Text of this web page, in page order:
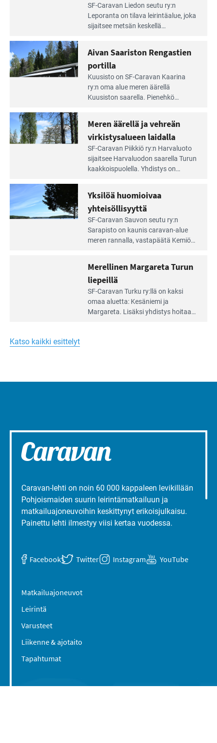
rannalla
pääsee
irti
arjesta
SF-Caravan Liedon seutu ry:n
Leporanta on tilava leirintäalue, joka
sijaitsee metsän kes­kellä
tarjoaa ympäris­töineen kauniit
maisemat ja loistavat virkistäytymis­
mahdollisuudet.
Lue
Saariston
Rengastien
portilla
Aivan Saariston Rengastien
portilla
Kuusisto on SF-Caravan Kaarina
ry:n oma alue meren äärellä
Kuusiston saarella. Pie­nehkö
äärellä
ja
vehreän
virkistysalueen
laidalla
Meren äärellä ja vehreän
virkistysalueen laidalla
SF-Caravan Piikkiö ry:n Harvaluoto
sijait­see Harvaluodon saarella Turun
kaakkois­puolella. Yhdistys on
virkistysalueesta.
Lue
Yksilöä huomioivaa
yhteisöllisyyttä
SF-Caravan Sauvon seutu ry:n
Sarapisto on kaunis caravan-alue
meren rannalla, vasta­päätä Kemiön
kymmenen paikkaa ilman sähköä.
Turun
liepeillä
Merellinen Margareta Turun
liepeillä
SF-Caravan Turku ry:llä on kaksi
omaa aluet­ta: Kesäniemi ja
Margareta. Lisäksi yhdis­tys hoitaa
Katso kaikki esittelyt
Caravan-lehti on noin 60 000 kappaleen levikillään
Pohjoismaiden suurin leirintämatkailuun ja
matkailuajoneuvoihin keskittynyt erikoisjulkaisu.
Painettu lehti ilmestyy viisi kertaa vuodessa.
Facebook Twitter Instagram YouTube
Matkailuajoneuvot
Leirintä
Varusteet
Liikenne & ajotaito
Tapahtumat